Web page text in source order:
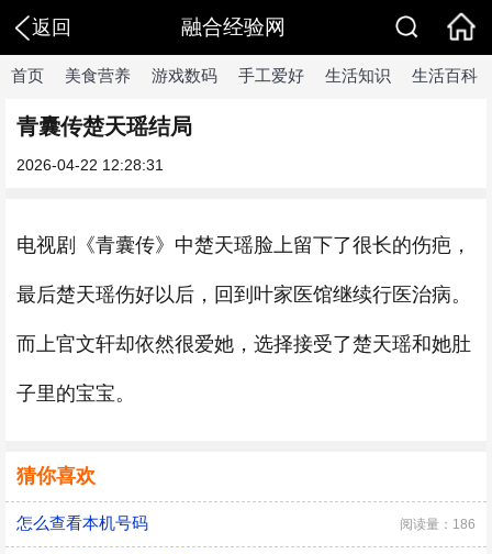
返回 融合经验网
首页 美食营养 游戏数码 手工爱好 生活知识 生活百科
青囊传楚天瑶结局
2026-04-22 12:28:31
电视剧《青囊传》中楚天瑶脸上留下了很长的伤疤，
最后楚天瑶伤好以后，回到叶家医馆继续行医治病。
而上官文轩却依然很爱她，选择接受了楚天瑶和她肚
子里的宝宝。
猜你喜欢
怎么查看本机号码 阅读量：186